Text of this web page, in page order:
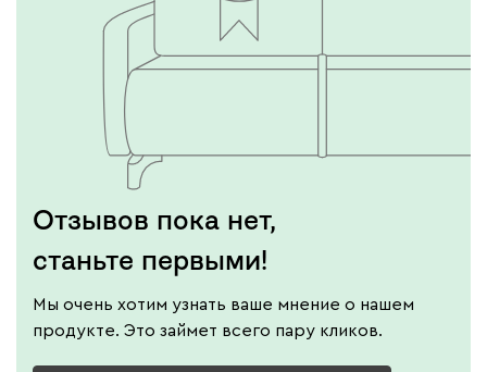
Отзывов пока нет,
станьте первыми!
Мы очень хотим узнать ваше мнение о нашем
продукте. Это займет всего пару кликов.